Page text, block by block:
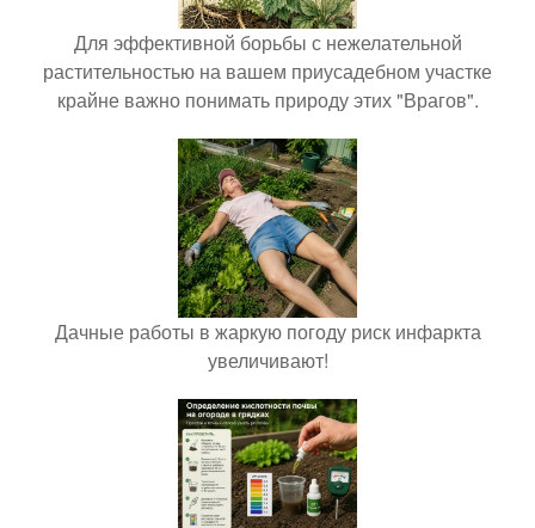
Для эффективной борьбы с нежелательной
растительностью на вашем приусадебном участке
крайне важно понимать природу этих "Врагов".
Дачные работы в жаркую погоду риск инфаркта
увеличивают!